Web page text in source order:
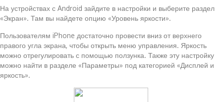
На устройствах с Android зайдите в настройки и выберите раздел
«Экран». Там вы найдете опцию «Уровень яркости».
Пользователям iPhone достаточно провести вниз от верхнего
правого угла экрана, чтобы открыть меню управления. Яркость
можно отрегулировать с помощью ползунка. Также эту настройку
можно найти в разделе «Параметры» под категорией «Дисплей и
яркость».